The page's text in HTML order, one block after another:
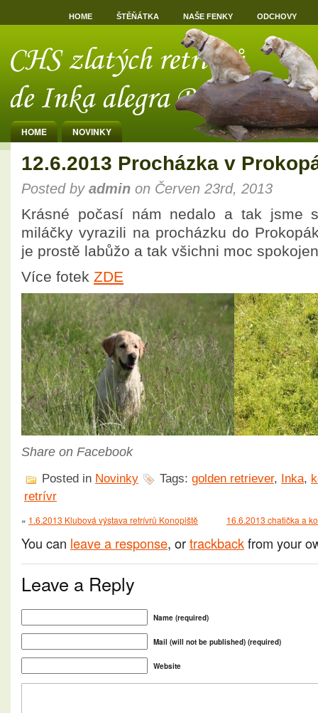
HOME ŠTĚŇÁTKA NAŠE FENKY ODCHOVY
HOME NOVINKY
12.6.2013 Procházka v
Posted by admin on Červen 23rd, 2013
Krásné počasí nám nedalo a tak jsme
miláčky vyrazili na procházku do
je prostě labůžo a tak všichni moc
Více fotek ZDE
Share on Facebook
Posted in Novinky Tags: golden retriever, Inka,
retrívr
« 1.6.2013 Klubová výstava retrívrů Konopiště 16.6.2013 chatička a
You can leave a response, ortrackbackfrom your
Leave a Reply
Name (required)
Mail (will not be published) (required)
Website